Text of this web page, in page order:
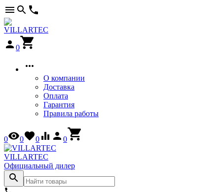
0
О компании
Доставка
Оплата
Гарантия
Правила работы
0 0 0 0
VILLARTEC
Официальный дилер